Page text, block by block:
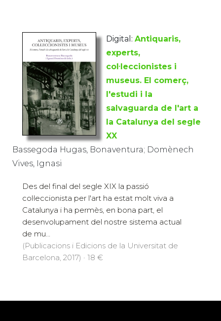
Digital: Antiquaris,
experts,
col·leccionistes i
museus. El comerç,
l'estudi i la
salvaguarda de l'art a
la Catalunya del segle
XX
Bassegoda Hugas, Bonaventura; Domènech
Vives, Ignasi
Des del final del segle XIX la passió
col·leccionista per l'art ha estat molt viva a
Catalunya i ha permès, en bona part, el
desenvolupament del nostre sistema actual
de mu...
(Publicacions i Edicions de la Universitat de
Barcelona, 2017) · 18 €